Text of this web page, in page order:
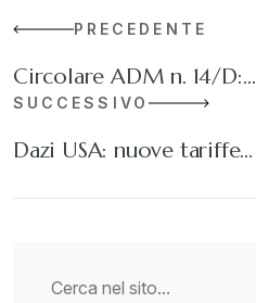
PRECEDENTE
Circolare ADM n. 14/D:…
SUCCESSIVO
Dazi USA: nuove tariffe…